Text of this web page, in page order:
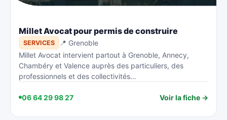
Millet Avocat pour permis de construire
SERVICES
📍 Grenoble
Millet Avocat intervient partout à Grenoble, Annecy,
Chambéry et Valence auprès des particuliers, des
professionnels et des collectivités…
06 64 29 98 27 Voir la fiche →